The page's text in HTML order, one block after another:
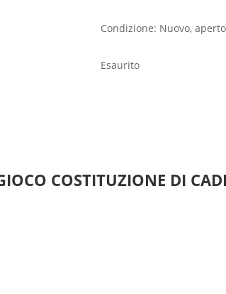
Condizione: Nuovo,
Esaurito
COSTITUZIONE DI